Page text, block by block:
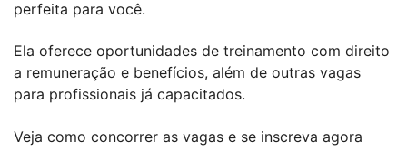
perfeita para você.
Ela oferece oportunidades de treinamento com direito
a remuneração e benefícios, além de outras vagas
para profissionais já capacitados.
Veja como concorrer as vagas e se inscreva agora